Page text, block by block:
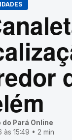
do Pará Online
15:49 • 2 min